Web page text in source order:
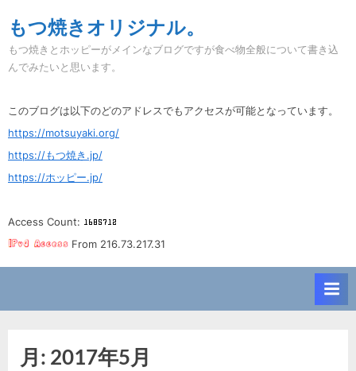
to
content
もつ焼きオリジナル。
もつ焼きとホッピーがメインなブログですが食べ物全般について書き込
んでみたいと思います。
このブログは以下のどのアドレスでもアクセスが可能となっています。
https://motsuyaki.org/
https://もつ焼き.jp/
https://ホッピー.jp/
Access Count:
From 216.73.217.31
月: 2017年5月